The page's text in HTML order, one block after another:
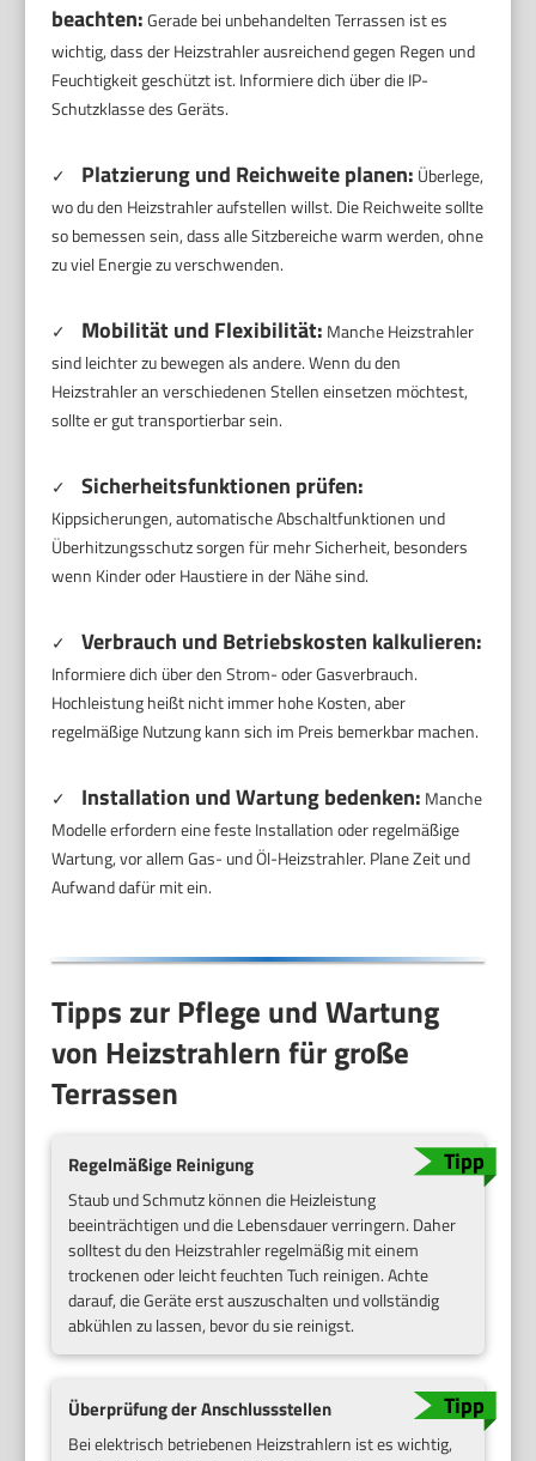
beachten:Gerade bei unbehandelten Terrassen ist es
wichtig, dass der Heizstrahler ausreichend gegen Regen und
Feuchtigkeit geschützt ist. Informiere dich über die IP-
Schutzklasse des Geräts.
✓ Platzierung und Reichweite planen: Überlege,
wo du den Heizstrahler aufstellen willst. Die Reichweite sollte
so bemessen sein, dass alle Sitzbereiche warm werden, ohne
zu viel Energie zu verschwenden.
✓ Mobilität und Flexibilität: Manche Heizstrahler
sind leichter zu bewegen als andere. Wenn du den
Heizstrahler an verschiedenen Stellen einsetzen möchtest,
sollte er gut transportierbar sein.
✓ Sicherheitsfunktionen prüfen:
Kippsicherungen, automatische Abschaltfunktionen und
Überhitzungsschutz sorgen für mehr Sicherheit, besonders
wenn Kinder oder Haustiere in der Nähe sind.
✓ Verbrauch und Betriebskosten kalkulieren:
Informiere dich über den Strom- oder Gasverbrauch.
Hochleistung heißt nicht immer hohe Kosten, aber
regelmäßige Nutzung kann sich im Preis bemerkbar machen.
✓ Installation und Wartung bedenken: Manche
Modelle erfordern eine feste Installation oder regelmäßige
Wartung, vor allem Gas- und Öl-Heizstrahler. Plane Zeit und
Aufwand dafür mit ein.
Tipps zur Pflege und Wartung
von Heizstrahlern für große
Terrassen
Regelmäßige Reinigung
Staub und Schmutz können die Heizleistung
beeinträchtigen und die Lebensdauer verringern. Daher
solltest du den Heizstrahler regelmäßig mit einem
trockenen oder leicht feuchten Tuch reinigen. Achte
darauf, die Geräte erst auszuschalten und vollständig
abkühlen zu lassen, bevor du sie reinigst.
Überprüfung der Anschlussstellen
Bei elektrisch betriebenen Heizstrahlern ist es wichtig,